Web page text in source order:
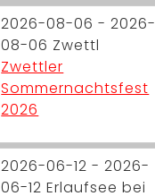
2026-08-06 - 2026-
08-06 Zwettl
Zwettler
Sommernachtsfest
2026
2026-06-12 - 2026-
06-12 Erlaufsee bei